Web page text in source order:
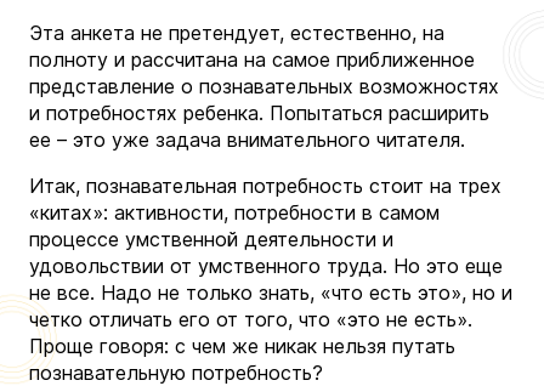
Эта анкета не претендует, естественно, на
полноту и рассчитана на самое приближенное
представление о познавательных возможностях
и потребностях ребенка. Попытаться расширить
ее – это уже задача внимательного читателя.
Итак, познавательная потребность стоит на трех
«китах»: активности, потребности в самом
процессе умственной деятельности и
удовольствии от умственного труда. Но это еще
не все. Надо не только знать, «что есть это», но и
четко отличать его от того, что «это не есть».
Проще говоря: с чем же никак нельзя путать
познавательную потребность?